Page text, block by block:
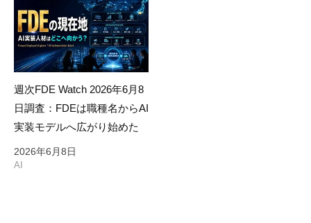
週次FDE Watch 2026年6月8
日調査：FDEは職種名からAI
実装モデルへ広がり始めた
2026年6月8日
AI